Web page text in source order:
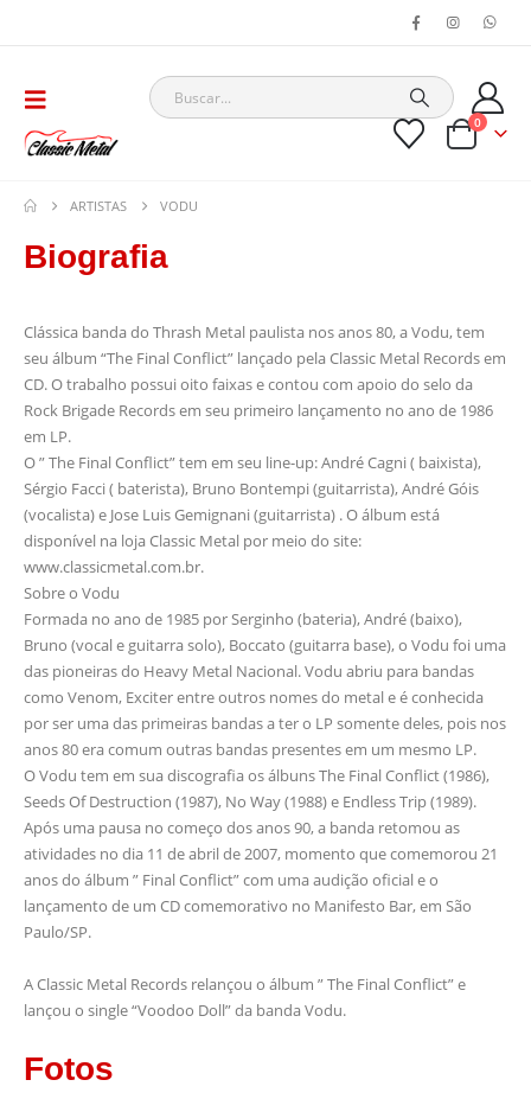
0
ARTISTAS VODU
Biografia
Clássica banda do Thrash Metal paulista nos anos 80, a Vodu, tem
seu álbum “The Final Conflict” lançado pela Classic Metal Records em
CD. O trabalho possui oito faixas e contou com apoio do selo da
Rock Brigade Records em seu primeiro lançamento no ano de 1986
em LP.
O ” The Final Conflict” tem em seu line-up: André Cagni ( baixista),
Sérgio Facci ( baterista), Bruno Bontempi (guitarrista), André Góis
(vocalista) e Jose Luis Gemignani (guitarrista) . O álbum está
disponível na loja Classic Metal por meio do site:
www.classicmetal.com.br.
Sobre o Vodu
Formada no ano de 1985 por Serginho (bateria), André (baixo),
Bruno (vocal e guitarra solo), Boccato (guitarra base), o Vodu foi uma
das pioneiras do Heavy Metal Nacional. Vodu abriu para bandas
como Venom, Exciter entre outros nomes do metal e é conhecida
por ser uma das primeiras bandas a ter o LP somente deles, pois nos
anos 80 era comum outras bandas presentes em um mesmo LP.
O Vodu tem em sua discografia os álbuns The Final Conflict (1986),
Seeds Of Destruction (1987), No Way (1988) e Endless Trip (1989).
Após uma pausa no começo dos anos 90, a banda retomou as
atividades no dia 11 de abril de 2007, momento que comemorou 21
anos do álbum ” Final Conflict” com uma audição oficial e o
lançamento de um CD comemorativo no Manifesto Bar, em São
Paulo/SP.
A Classic Metal Records relançou o álbum ” The Final Conflict” e
lançou o single “Voodoo Doll” da banda Vodu.
Fotos